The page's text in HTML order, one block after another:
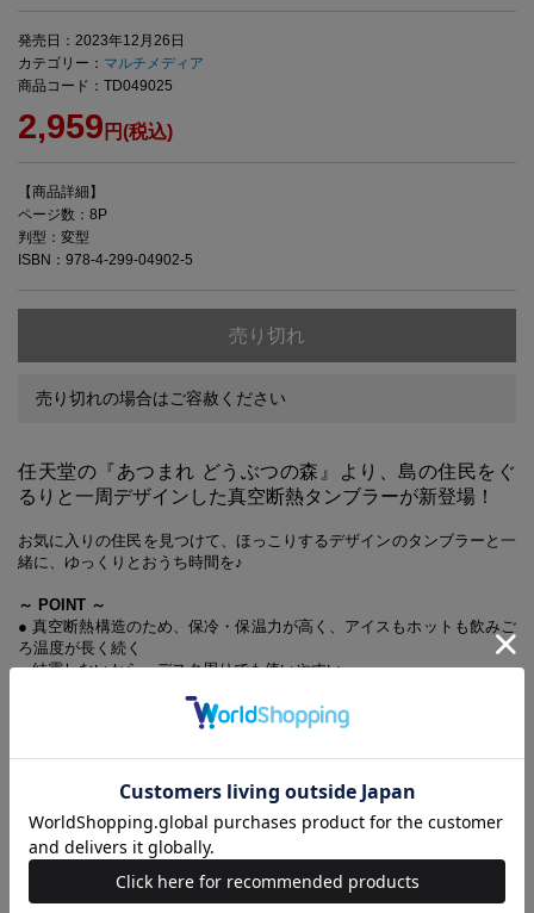
発売日：2023年12月26日
カテゴリー： マルチメディア
商品コード：TD049025
2,959 円(税込)
【商品詳細】
ページ数：8P
判型：変型
ISBN：978-4-299-04902-5
売り切れ
売り切れの場合はご容赦ください
任天堂の『あつまれ どうぶつの森』より、島の住民をぐ
るりと一周デザインした真空断熱タンブラーが新登場！
お気に入りの住民を見つけて、ほっこりするデザインのタンブラーと一
緒に、ゆっくりとおうち時間を♪
～ POINT ～
● 真空断熱構造のため、保冷・保温力が高く、アイスもホットも飲みご
ろ温度が長く続く
● 結露しないから、デスク周りでも使いやすい
(C) Nintendo
【同時発売のアイテムはこちらから】
あつまれ どうぶつの森 タンブラーBOOK 喫茶ハトの巣ver.
あつまれ どうぶつの森 Dodo Airlines マルチケースBOOK